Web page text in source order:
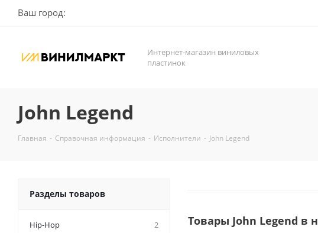
Ваш город:
Интернет-магазин виниловых
пластинок
John Legend
Главная - Справочная информация - Исполнители - John Legend
Товары John Legend в
Разделы товаров
Hip-Hop
2